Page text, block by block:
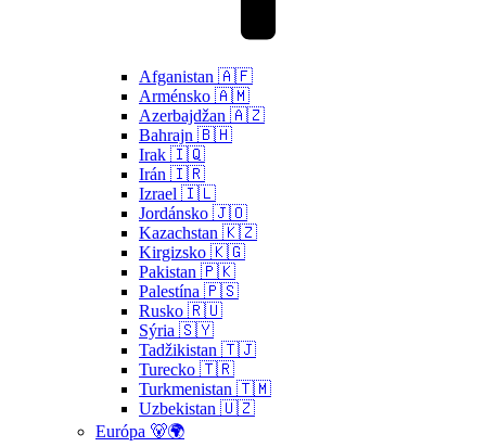
Afganistan 🇦🇫
Arménsko 🇦🇲
Azerbajdžan 🇦🇿
Bahrajn 🇧🇭
Irak 🇮🇶
Irán 🇮🇷
Izrael 🇮🇱
Jordánsko 🇯🇴
Kazachstan 🇰🇿
Kirgizsko 🇰🇬
Pakistan 🇵🇰
Palestína 🇵🇸
Rusko 🇷🇺
Sýria 🇸🇾
Tadžikistan 🇹🇯
Turecko 🇹🇷
Turkmenistan 🇹🇲
Uzbekistan 🇺🇿
Európa 🐻🌍